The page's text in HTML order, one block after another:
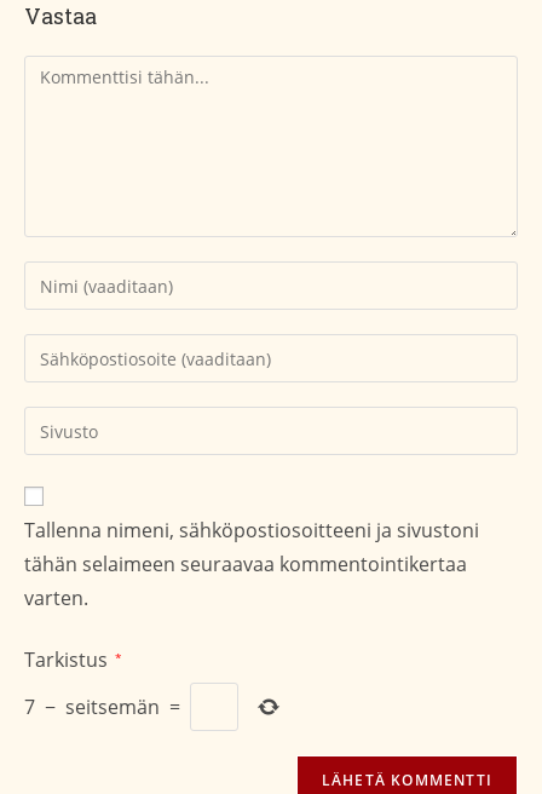
Vastaa
Kommentti
Kirjoita
nimesi
tai
käyttäjätunnuksesi
Kirjoita
sähköpostiosoitteesi
kommentoidaksesi
Kirjoita
sivustosi
verkko-
osoite/URL
(valinnainen)
Tallenna nimeni, sähköpostiosoitteeni ja sivustoni
tähän selaimeen seuraavaa kommentointikertaa
varten.
Tarkistus *
7 − seitsemän =